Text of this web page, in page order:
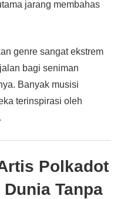
jarang membahas
genre sangat ekstrem
bagi seniman
Banyak musisi
terinspirasi oleh
Polkadot
Tanpa